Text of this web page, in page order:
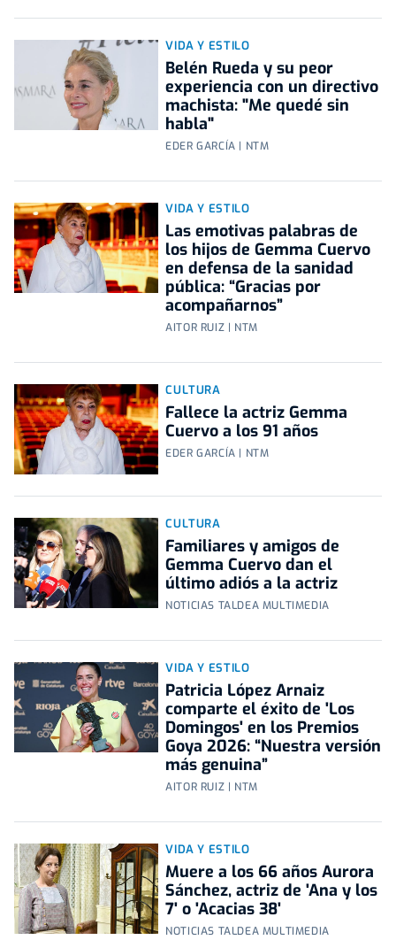
VIDA Y ESTILO
Belén Rueda y su peor
experiencia con un directivo
machista: "Me quedé sin
habla"
EDER GARCÍA | NTM
VIDA Y ESTILO
Las emotivas palabras de
los hijos de Gemma Cuervo
en defensa de la sanidad
pública: “Gracias por
acompañarnos”
AITOR RUIZ | NTM
CULTURA
Fallece la actriz Gemma
Cuervo a los 91 años
EDER GARCÍA | NTM
CULTURA
Familiares y amigos de
Gemma Cuervo dan el
último adiós a la actriz
NOTICIAS TALDEA MULTIMEDIA
VIDA Y ESTILO
Patricia López Arnaiz
comparte el éxito de 'Los
Domingos' en los Premios
Goya 2026: “Nuestra versión
más genuina”
AITOR RUIZ | NTM
VIDA Y ESTILO
Muere a los 66 años Aurora
Sánchez, actriz de 'Ana y los
7' o 'Acacias 38'
NOTICIAS TALDEA MULTIMEDIA